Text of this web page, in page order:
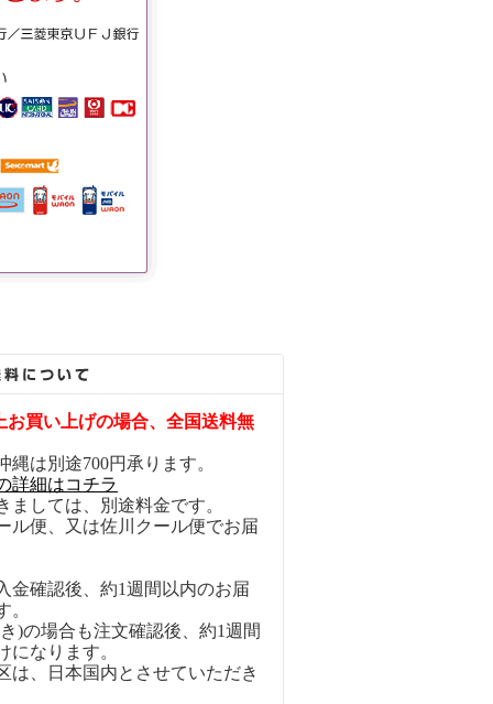
お買い上げの場合、全国送料無
は別途700円承ります。
詳細はコチラ
しては、別途料金です。
ル便、又は佐川クール便でお届
金確認後、約1週間以内のお届
。
)の場合も注文確認後、約1週間
になります。
は、日本国内とさせていただき